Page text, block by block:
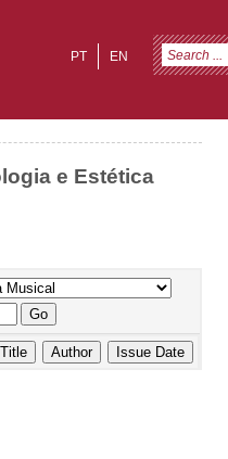
EN
PT
e Estética